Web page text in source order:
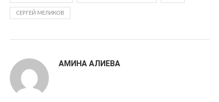
СЕРГЕЙ МЕЛИКОВ
АМИНА АЛИЕВА